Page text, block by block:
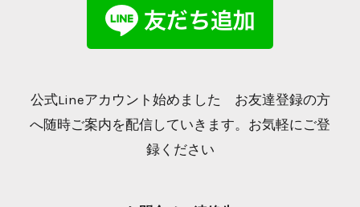
公式Lineアカウント始めました お友達登録の方
へ随時ご案内を配信していきます。お気軽にご登
録ください